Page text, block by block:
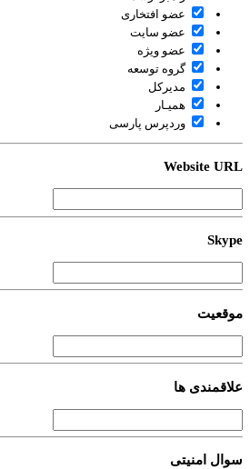
عضو افتخاری
عضو سایت
عضو ویژه
گروه توسعه
مدیرکل
همیـار
وردپرس پارسی
Website
ها
امنیتی